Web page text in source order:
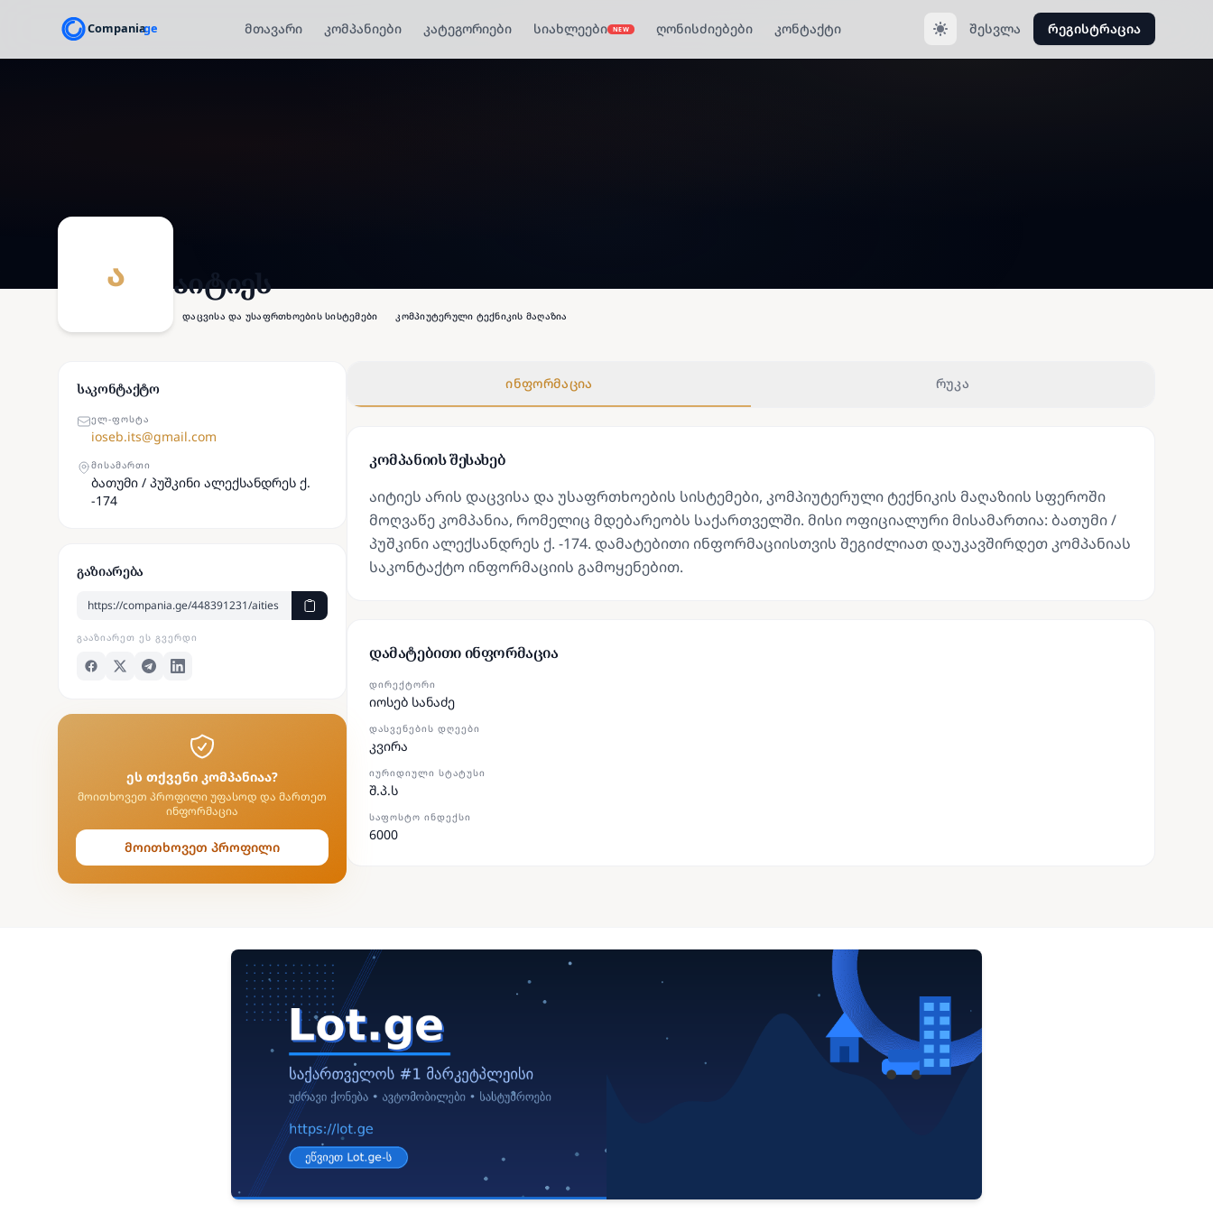
მთავარი კომპანიები კატეგორიები სიახლეები NEW ღონისძიებები კონტაქტი შესვლა რეგისტრაცია
ა აიტიეს
დაცვისა და უსაფრთხოების სისტემები კომპიუტერული ტექნიკის მაღაზია
საკონტაქტო
ᲔᲚ-ᲤᲝᲡᲢᲐ
ioseb.its@gmail.com
ᲛᲘᲡᲐᲛᲐᲠᲗᲘ
ბათუმი / პუშკინი ალექსანდრეს ქ.
-174
გაზიარება
ᲒᲐᲐᲖᲘᲐᲠᲔᲗ ᲔᲡ ᲒᲕᲔᲠᲓᲘ
ეს თქვენი კომპანიაა?
მოითხოვეთ პროფილი უფასოდ და მართეთ
ინფორმაცია
მოითხოვეთ პროფილი
ინფორმაცია რუკა
კომპანიის შესახებ
აიტიეს არის დაცვისა და უსაფრთხოების სისტემები, კომპიუტერული ტექნიკის მაღაზიის სფეროში
მოღვაწე კომპანია, რომელიც მდებარეობს საქართველში. მისი ოფიციალური მისამართია: ბათუმი /
პუშკინი ალექსანდრეს ქ. -174. დამატებითი ინფორმაციისთვის შეგიძლიათ დაუკავშირდეთ კომპანიას
საკონტაქტო ინფორმაციის გამოყენებით.
დამატებითი ინფორმაცია
ᲓᲘᲠᲔᲥᲢᲝᲠᲘ
იოსებ სანაძე
ᲓᲐᲡᲕᲔᲜᲔᲑᲘᲡ ᲓᲦᲔᲔᲑᲘ
კვირა
ᲘᲣᲠᲘᲓᲘᲣᲚᲘ ᲡᲢᲐᲢᲣᲡᲘ
შ.პ.ს
ᲡᲐᲤᲝᲡᲢᲝ ᲘᲜᲓᲔᲥᲡᲘ
6000